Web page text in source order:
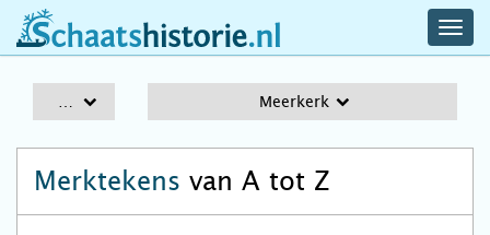
schaatshistorie.nl
Meerkerk
Merktekens van A tot Z